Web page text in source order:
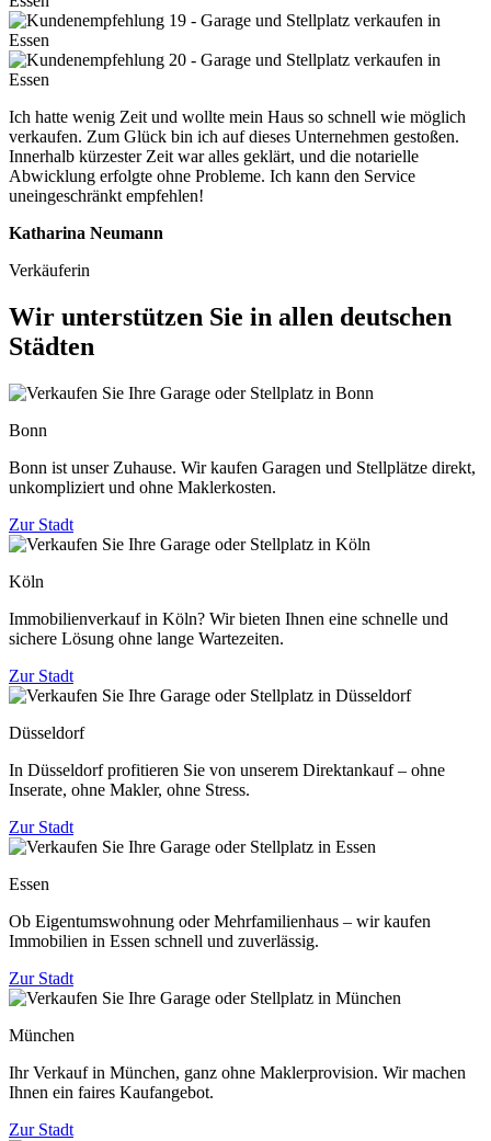
Ich hatte wenig Zeit und wollte mein Haus so schnell wie möglich
verkaufen. Zum Glück bin ich auf dieses Unternehmen gestoßen.
Innerhalb kürzester Zeit war alles geklärt, und die notarielle
Abwicklung erfolgte ohne Probleme. Ich kann den Service
uneingeschränkt empfehlen!
Katharina Neumann
Verkäuferin
Wir unterstützen Sie in allen deutschen
Städten
Bonn
Bonn ist unser Zuhause. Wir kaufen Garagen und Stellplätze direkt,
unkompliziert und ohne Maklerkosten.
Zur Stadt
Köln
Immobilienverkauf in Köln? Wir bieten Ihnen eine schnelle und
sichere Lösung ohne lange Wartezeiten.
Zur Stadt
Düsseldorf
In Düsseldorf profitieren Sie von unserem Direktankauf – ohne
Inserate, ohne Makler, ohne Stress.
Zur Stadt
Essen
Ob Eigentumswohnung oder Mehrfamilienhaus – wir kaufen
Immobilien in Essen schnell und zuverlässig.
Zur Stadt
München
Ihr Verkauf in München, ganz ohne Maklerprovision. Wir machen
Ihnen ein faires Kaufangebot.
Zur Stadt